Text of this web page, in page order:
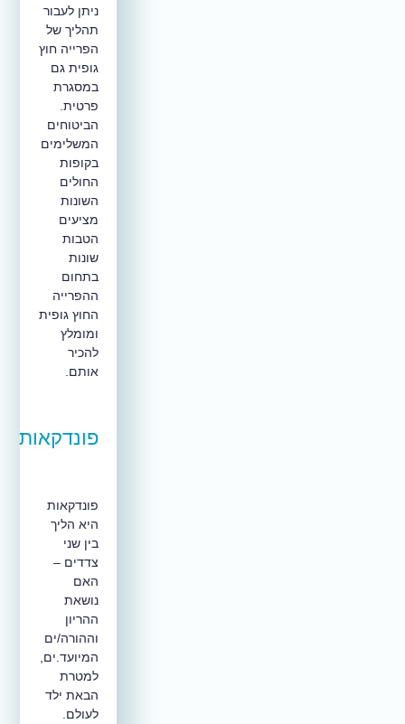
ניתן לעבור
תהליך של
הפרייה חוץ
גופית גם
במסגרת
פרטית.
הביטוחים
המשלימים
בקופות
החולים
השונות
מציעים
הטבות
שונות
בתחום
ההפרייה
החוץ גופית
ומומלץ
להכיר
אותם.
פונדקאות
פונדקאות
היא הליך
בין שני
צדדים –
האם
נושאת
ההריון
וההורה/ים
המיועד.ים,
למטרת
הבאת ילד
לעולם.